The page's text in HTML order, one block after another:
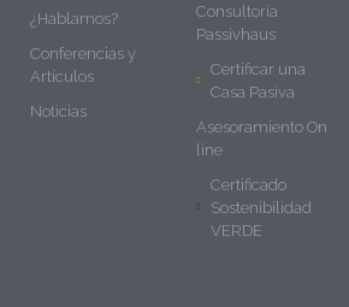
¿Hablamos?
Conferencias y
Artículos
Noticias
Consultoría
Passivhaus
Certificar una
Casa Pasiva
Asesoramiento On
line
Certificado
Sostenibilidad
VERDE